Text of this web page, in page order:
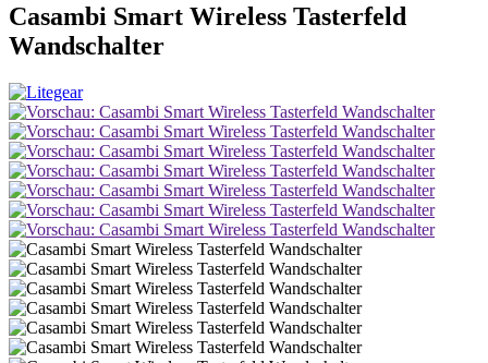
Casambi Smart Wireless Tasterfeld
Wandschalter